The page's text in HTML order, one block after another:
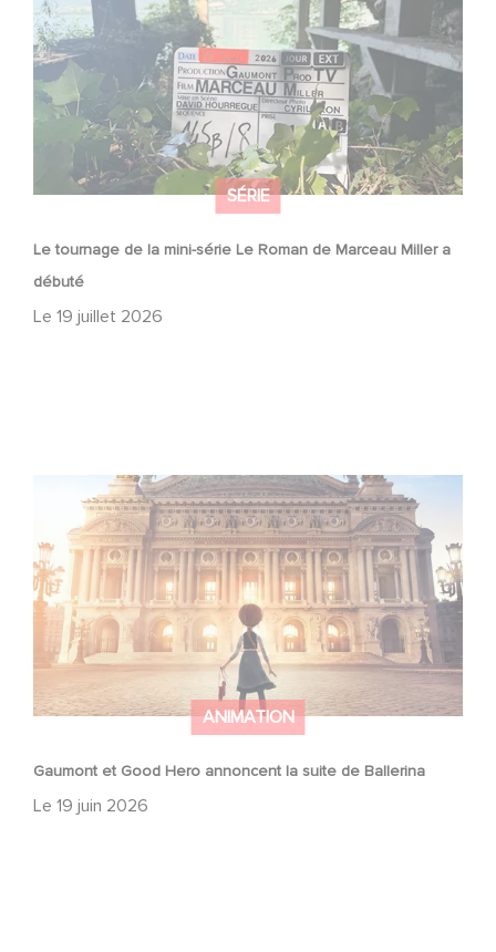
SÉRIE
Le tournage de la mini-série Le Roman de Marceau Miller a
débuté
Le 19 juillet 2026
ANIMATION
Gaumont et Good Hero annoncent la suite de Ballerina
Le 19 juin 2026
Gaumont et Good Hero annoncent la suite de Ballerina